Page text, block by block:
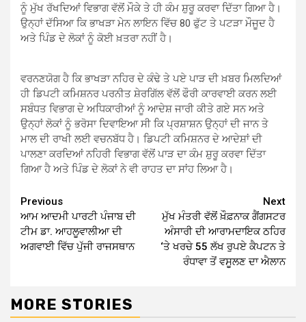
ਨੂੰ ਮੁੱਖ ਰੱਖਦਿਆਂ ਵਿਭਾਗ ਵੱਲੋਂ ਮੌਕੇ ਤੇ ਹੀ ਕੰਮ ਸ਼ੁਰੂ ਕਰਵਾ ਦਿੱਤਾ ਗਿਆ ਹੈ।
ਉਨ੍ਹਾਂ ਦੱਸਿਆ ਕਿ ਭਾਖੜਾ ਮੇਨ ਲਾਇਨ ਵਿੱਚ 80 ਫੁੱਟ ਤੇ ਪਟੜਾ ਮੌਜੂਦ ਹੈ
ਅਤੇ ਪਿੰਡ ਦੇ ਲੋਕਾਂ ਨੂੰ ਕੋਈ ਖ਼ਤਰਾ ਨਹੀਂ ਹੈ।
ਵਰਨਣਯੋਗ ਹੈ ਕਿ ਭਾਖੜਾ ਨਹਿਰ ਦੇ ਕੰਢੇ ਤੇ ਪਏ ਪਾੜ ਦੀ ਖ਼ਬਰ ਮਿਲਦਿਆਂ
ਹੀ ਡਿਪਟੀ ਕਮਿਸ਼ਨਰ ਪਰਨੀਤ ਸ਼ੇਰਗਿੱਲ ਵੱਲੋਂ ਫੌਰੀ ਕਾਰਵਾਈ ਕਰਨ ਲਈ
ਸਬੰਧਤ ਵਿਭਾਗ ਦੇ ਅਧਿਕਾਰੀਆਂ ਨੂੰ ਆਦੇਸ਼ ਜਾਰੀ ਕੀਤੇ ਗਏ ਸਨ ਅਤੇ
ਉਨ੍ਹਾਂ ਲੋਕਾਂ ਨੂੰ ਭਰੋਸਾ ਦਿਵਾਇਆ ਸੀ ਕਿ ਪ੍ਰਸ਼ਾਸ਼ਨ ਉਨ੍ਹਾਂ ਦੀ ਜਾਨ ਤੇ
ਮਾਲ ਦੀ ਰਾਖੀ ਲਈ ਵਚਨਬੱਧ ਹੈ। ਡਿਪਟੀ ਕਮਿਸ਼ਨਰ ਦੇ ਆਦੇਸ਼ਾਂ ਦੀ
ਪਾਲਣਾ ਕਰਦਿਆਂ ਨਹਿਰੀ ਵਿਭਾਗ ਵੱਲੋਂ ਪਾੜ ਦਾ ਕੰਮ ਸ਼ੁਰੂ ਕਰਵਾ ਦਿੱਤਾ
ਗਿਆ ਹੈ ਅਤੇ ਪਿੰਡ ਦੇ ਲੋਕਾਂ ਨੇ ਵੀ ਰਾਹਤ ਦਾ ਸਾਂਹ ਲਿਆ ਹੈ।
Continue
Reading
Previous
ਆਮ ਆਦਮੀ ਪਾਰਟੀ ਪੰਜਾਬ ਦੀ
ਟੀਮ ਡਾ. ਆਹਲੂਵਾਲੀਆ ਦੀ
ਅਗਵਾਈ ਵਿੱਚ ਪੁੱਜੀ ਰਾਜਸਥਾਨ
Next
ਮੁੱਖ ਮੰਤਰੀ ਵੱਲੋਂ ਖ਼ੌਫ਼ਨਾਕ ਗੈਂਗਸਟਰ
ਅੰਸਾਰੀ ਦੀ ਆਰਾਮਦਾਇਕ ਠਹਿਰ
‘ਤੇ ਖਰਚੇ 55 ਲੱਖ ਰੁਪਏ ਕੈਪਟਨ ਤੇ
ਰੰਧਾਵਾ ਤੋਂ ਵਸੂਲਣ ਦਾ ਐਲਾਨ
MORE STORIES